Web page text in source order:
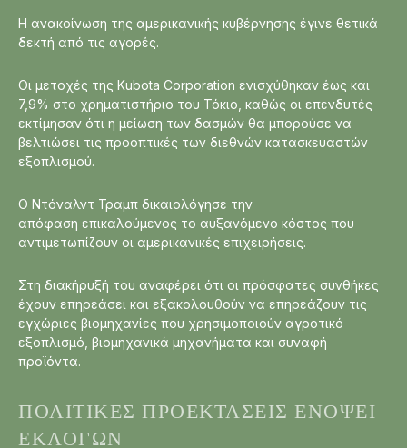
Η ανακοίνωση της αμερικανικής κυβέρνησης έγινε θετικά
δεκτή από τις αγορές.
Οι μετοχές της Kubota Corporation ενισχύθηκαν έως και
7,9% στο χρηματιστήριο του Τόκιο, καθώς οι επενδυτές
εκτίμησαν ότι η μείωση των δασμών θα μπορούσε να
βελτιώσει τις προοπτικές των διεθνών κατασκευαστών
εξοπλισμού.
Ο Ντόναλντ Τραμπ δικαιολόγησε την
απόφαση επικαλούμενος το αυξανόμενο κόστος που
αντιμετωπίζουν οι αμερικανικές επιχειρήσεις.
Στη διακήρυξή του αναφέρει ότι οι πρόσφατες συνθήκες
έχουν επηρεάσει και εξακολουθούν να επηρεάζουν τις
εγχώριες βιομηχανίες που χρησιμοποιούν αγροτικό
εξοπλισμό, βιομηχανικά μηχανήματα και συναφή
προϊόντα.
ΠΟΛΙΤΙΚΈΣ ΠΡΟΕΚΤΆΣΕΙΣ ΕΝΌΨΕΙ
ΕΚΛΟΓΏΝ